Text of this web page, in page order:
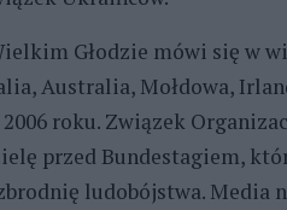
Głodzie mówi się w
Australia, Mołdowa,
2006 roku. Związek
przed Bundestagiem,
ludobójstwa.